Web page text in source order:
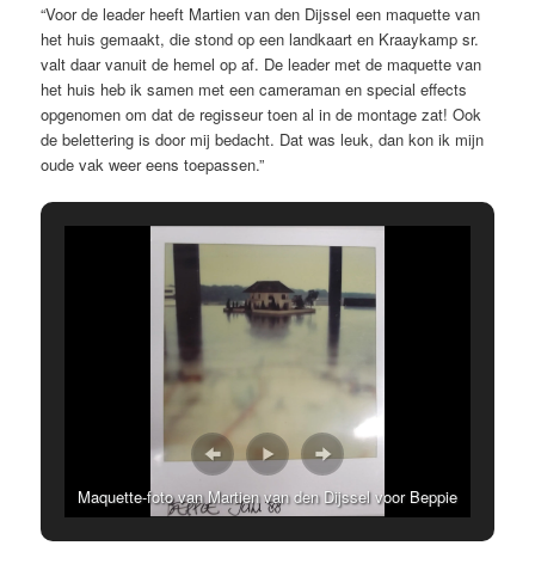
“Voor de leader heeft Martien van den Dijssel een maquette van
het huis gemaakt, die stond op een landkaart en Kraaykamp sr.
valt daar vanuit de hemel op af. De leader met de maquette van
het huis heb ik samen met een cameraman en special effects
opgenomen om dat de regisseur toen al in de montage zat! Ook
de belettering is door mij bedacht. Dat was leuk, dan kon ik mijn
oude vak weer eens toepassen.”
Maquette-foto van Martien van den Dijssel voor Beppie